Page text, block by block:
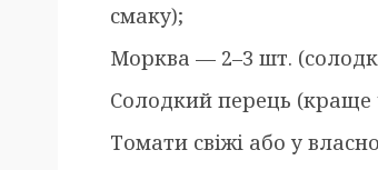
смаку);
Морква — 2–3 шт.
Солодкий перець (краще
Томати свіжі або у